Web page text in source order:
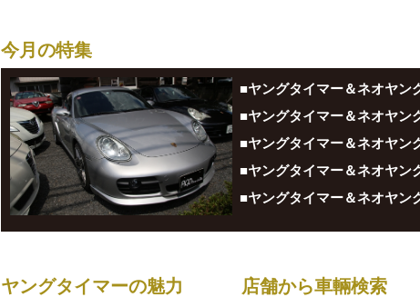
今月の特集
店舗から車輛検索
ヤングタイマーの魅力